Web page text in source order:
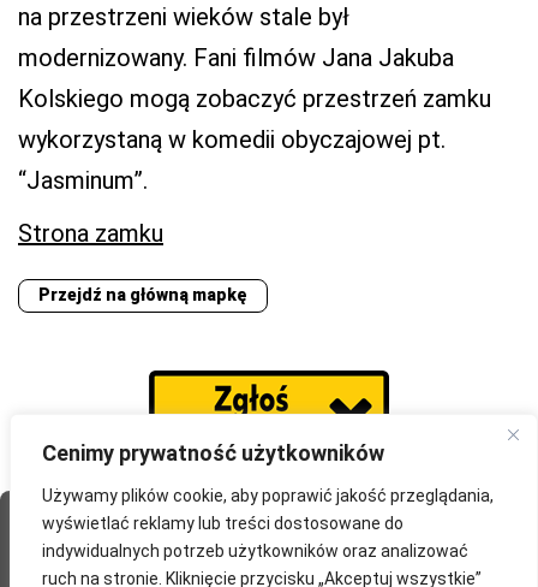
Cenimy prywatność użytkowników
Używamy plików cookie, aby poprawić jakość przeglądania,
wyświetlać reklamy lub treści dostosowane do
indywidualnych potrzeb użytkowników oraz analizować
ruch na stronie. Kliknięcie przycisku „Akceptuj wszystkie”
na przestrzeni wieków stale był
modernizowany. Fani filmów Jana Jakuba
Kolskiego mogą zobaczyć przestrzeń zamku
wykorzystaną w komedii obyczajowej pt.
“Jasminum”.
Strona zamku
Przejdź na główną mapkę
Strona Główna O portalu Współpraca
Partnerzy
Blog Polityka prywatności